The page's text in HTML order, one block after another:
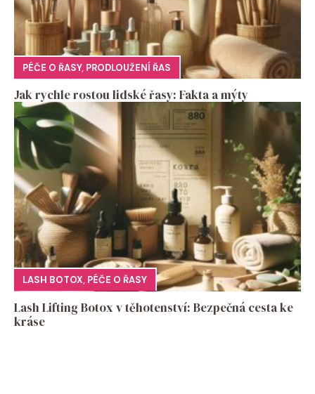
PÉČE O ŘASY, PRODLOUŽENÍ ŘAS
Jak rychle rostou lidské řasy: Fakta a mýty
LASH BOTOX, PÉČE O ŘASY
Lash Lifting Botox v těhotenství: Bezpečná cesta ke
kráse